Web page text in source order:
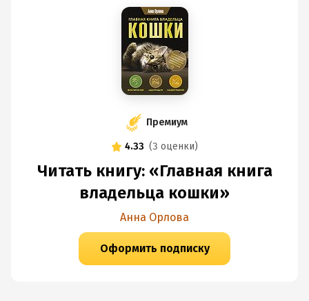
Премиум
4.33 (3 оценки)
Читать книгу: «Главная книга
владельца кошки»
Анна Орлова
Оформить подписку